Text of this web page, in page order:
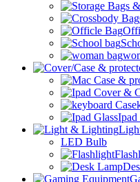
Ipad
LED Bulb